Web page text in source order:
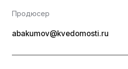
Продюсер
abakumov@kvedomosti.ru